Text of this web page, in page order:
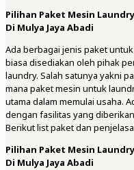
Pilihan Paket Mesin
Di Mulya Jaya Abadi
Ada berbagai jenis paket
biasa disediakan oleh pihak
laundry. Salah satunya yakni
mana paket mesin untuk
utama dalam memulai usaha.
dengan fasilitas yang
Berikut list paket dan
Pilihan Paket Mesin
Di Mulya Jaya Abadi